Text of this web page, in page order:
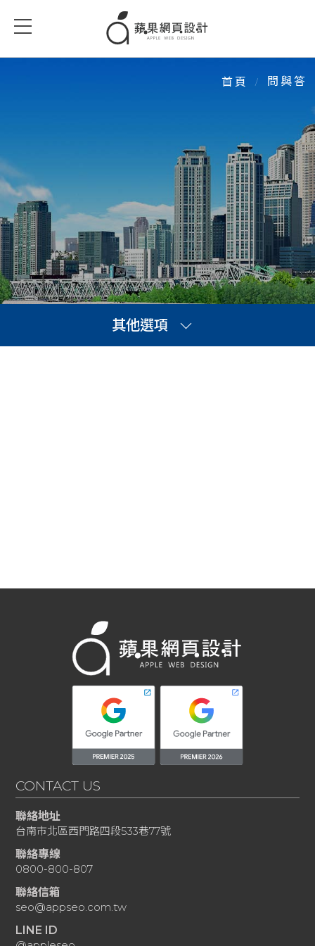
首頁 問與答
其他選項
CONTACT US
聯絡地址
台南市北區西門路四段533巷77號
聯絡專線
0800-800-807
聯絡信箱
seo@appseo.com.tw
LINE ID